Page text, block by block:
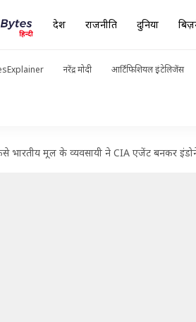
देश राजनीति दुनिया
नरेंद्र मोदी आर्टिफिशियल इंटेलिजेंस
भारतीय मूल के व्यवसायी ने CIA एजेंट बनकर